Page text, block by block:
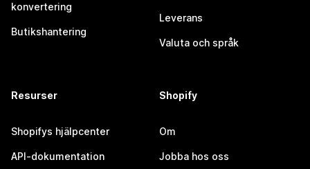
konvertering
Butikshantering
Leverans
Valuta och språk
Resurser
Shopifys hjälpcenter
API-dokumentation
Shopify
Om
Jobba hos oss